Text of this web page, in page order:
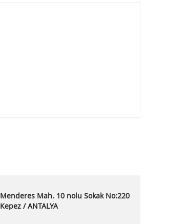
Menderes Mah. 10 nolu Sokak No:220
Kepez / ANTALYA